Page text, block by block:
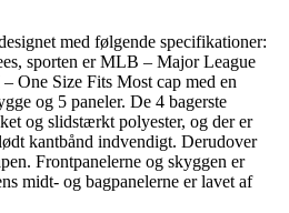
med følgende specifikationer:
sporten er MLB – Major League
One Size Fits Most cap med en
og 5 paneler. De 4 bagerste
og slidstærkt polyester, og der er
kantbånd indvendigt. Derudover
Frontpanelerne og skyggen er
midt- og bagpanelerne er lavet af